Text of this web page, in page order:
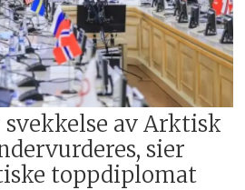
av Arktisk
sier
toppdiplomat